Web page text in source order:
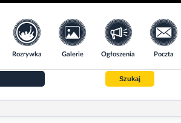
Rozrywka Galerie Ogłoszenia Poczta
Szukaj